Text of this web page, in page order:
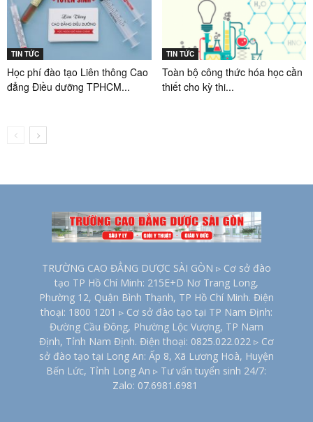
TIN TỨC
Học phí đào tạo Liên thông Cao
đẳng Điều dưỡng TPHCM...
TIN TỨC
Toàn bộ công thức hóa học cần
thiết cho kỳ thi...
TRƯỜNG CAO ĐẲNG DƯỢC SÀI GÒN ▹ Cơ sở đào
tạo TP Hồ Chí Minh: 215E+D Nơ Trang Long,
Phường 12, Quận Bình Thạnh, TP Hồ Chí Minh. Điện
thoại: 1800 1201 ▹ Cơ sở đào tạo tại TP Nam Định:
Đường Cầu Đông, Phường Lộc Vượng, TP Nam
Định, Tỉnh Nam Định. Điện thoại: 0825.022.022 ▹ Cơ
sở đào tạo tại Long An: Ấp 8, Xã Lương Hoà, Huyện
Bến Lức, Tỉnh Long An ▹ Tư vấn tuyển sinh 24/7:
Zalo: 07.6981.6981